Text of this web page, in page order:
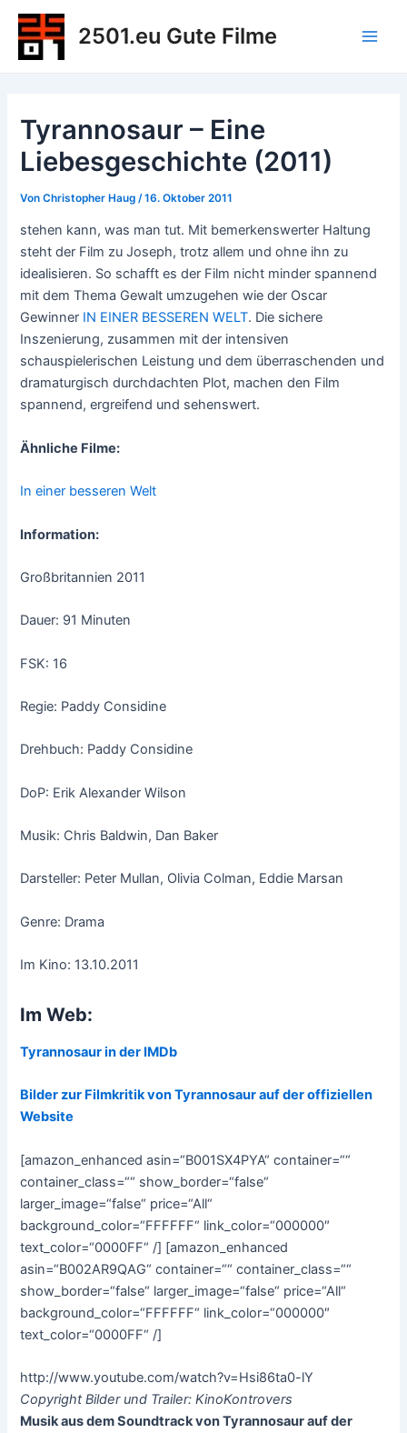
Zum
Inhalt
springen
2501.eu Gute Filme
Tyrannosaur – Eine
Liebesgeschichte (2011)
VonChristopher Haug/16. Oktober 2011
stehen kann, was man tut. Mit bemerkenswerter Haltung
steht der Film zu Joseph, trotz allem und ohne ihn zu
idealisieren. So schafft es der Film nicht minder spannend
mit dem Thema Gewalt umzugehen wie der Oscar
Gewinner IN EINER BESSEREN WELT. Die sichere
Inszenierung, zusammen mit der intensiven
schauspielerischen Leistung und dem überraschenden und
dramaturgisch durchdachten Plot, machen den Film
spannend, ergreifend und sehenswert.
Ähnliche Filme:
In einer besseren Welt
Information:
Großbritannien 2011
Dauer: 91 Minuten
FSK: 16
Regie: Paddy Considine
Drehbuch: Paddy Considine
DoP: Erik Alexander Wilson
Musik: Chris Baldwin, Dan Baker
Darsteller: Peter Mullan, Olivia Colman, Eddie Marsan
Genre: Drama
Im Kino: 13.10.2011
Im Web:
Tyrannosaur in der IMDb
Bilder zur Filmkritik von Tyrannosaur auf der offiziellen
Website
[amazon_enhanced asin=“B001SX4PYA“ container=““
container_class=““ show_border=“false“
larger_image=“false“ price=“All“
background_color=“FFFFFF“ link_color=“000000″
text_color=“0000FF“ /] [amazon_enhanced
asin=“B002AR9QAG“ container=““ container_class=““
show_border=“false“ larger_image=“false“ price=“All“
background_color=“FFFFFF“ link_color=“000000″
text_color=“0000FF“ /]
http://www.youtube.com/watch?v=Hsi86ta0-lY
Copyright Bilder und Trailer: KinoKontrovers
Musik aus dem Soundtrack von Tyrannosaur auf der